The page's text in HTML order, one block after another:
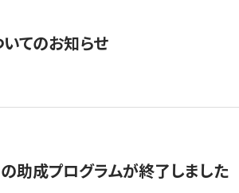
てのお知らせ
助成プログラムが終了しました